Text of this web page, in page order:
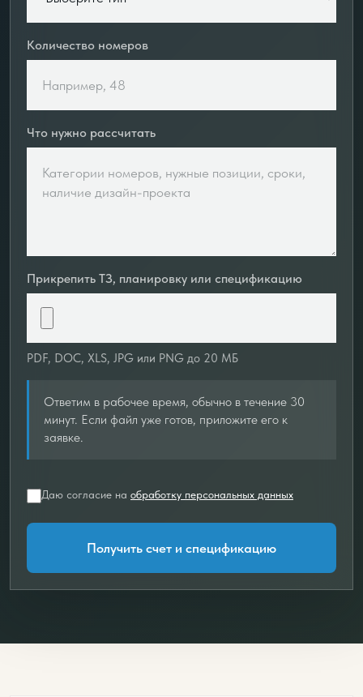
Количество номеров
Что нужно рассчитать
Прикрепить ТЗ, планировку или спецификацию
PDF, DOC, XLS, JPG или PNG до 20 МБ
Ответим в рабочее время, обычно в течение 30
минут. Если файл уже готов, приложите его к
заявке.
Даю согласие на обработку персональных данных
Получить счет и спецификацию